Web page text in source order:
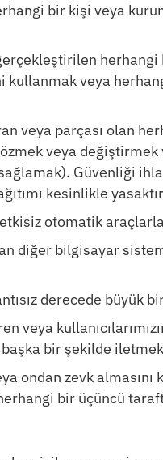
bir kişi veya
kullanmak veya
veya parçası olan
veya
Güvenliği
kesinlikle
otomatik
diğer bilgisayar
derecede
veya
bir şekilde
ondan zevk
herhangi bir üçüncü